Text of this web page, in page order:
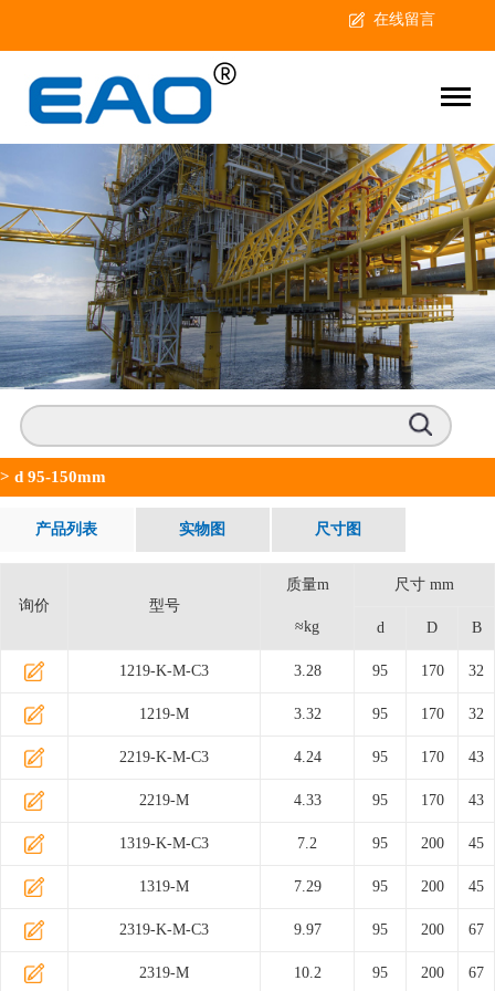
在线留言
> d 95-150mm
产品列表 实物图 尺寸图
询价 型号
质量m
≈kg
尺寸 mm
d D B
1219-K-M-C3 3.28 95 170 32
1219-M 3.32 95 170 32
2219-K-M-C3 4.24 95 170 43
2219-M 4.33 95 170 43
1319-K-M-C3 7.2 95 200 45
1319-M 7.29 95 200 45
2319-K-M-C3 9.97 95 200 67
2319-M 10.2 95 200 67